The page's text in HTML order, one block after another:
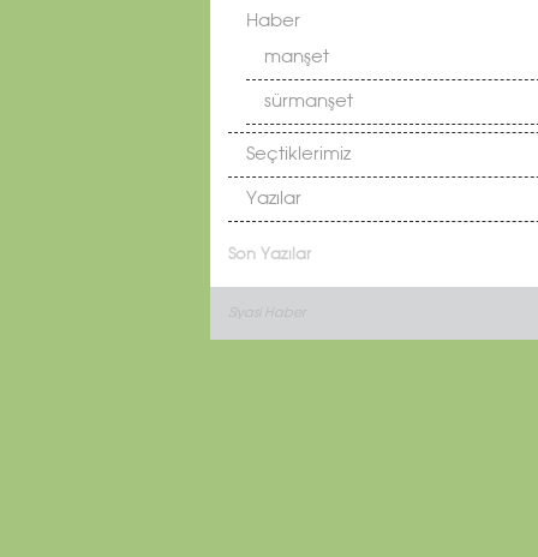
Haber
manşet
sürmanşet
Seçtiklerimiz
Yazılar
Son Yazılar
Siyasi Haber